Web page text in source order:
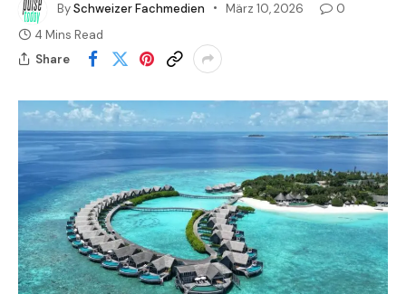
BySchweizer Fachmedien März 10, 2026
0
4 Mins Read
Share